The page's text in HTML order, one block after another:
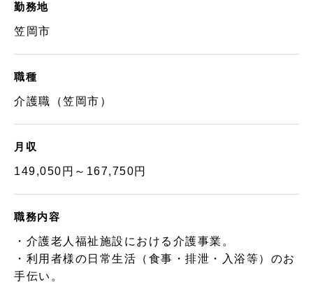
勤務地
笠岡市
職種
介護職（笠岡市）
月収
149,050円～167,750円
職務内容
・介護老人福祉施設における介護事業。
・利用者様の日常生活（食事・排泄・入浴等）のお
手伝い。